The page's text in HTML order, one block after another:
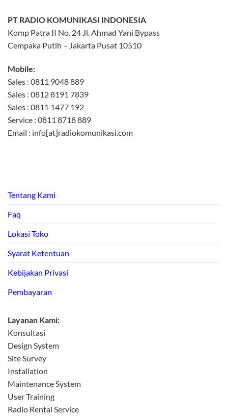
PT RADIO KOMUNIKASI INDONESIA
Komp Patra II No. 24 Jl. Ahmad Yani Bypass
Cempaka Putih – Jakarta Pusat 10510
Mobile:
Sales : 0811 9048 889
Sales : 0812 8191 7839
Sales : 0811 1477 192
Service : 0811 8718 889
Email : info[at]radiokomunikasi.com
Tentang Kami
Faq
Lokasi Toko
Syarat Ketentuan
Kebijakan Privasi
Pembayaran
Layanan Kami:
Konsultasi
Design System
Site Survey
Installation
Maintenance System
User Training
Radio Rental Service